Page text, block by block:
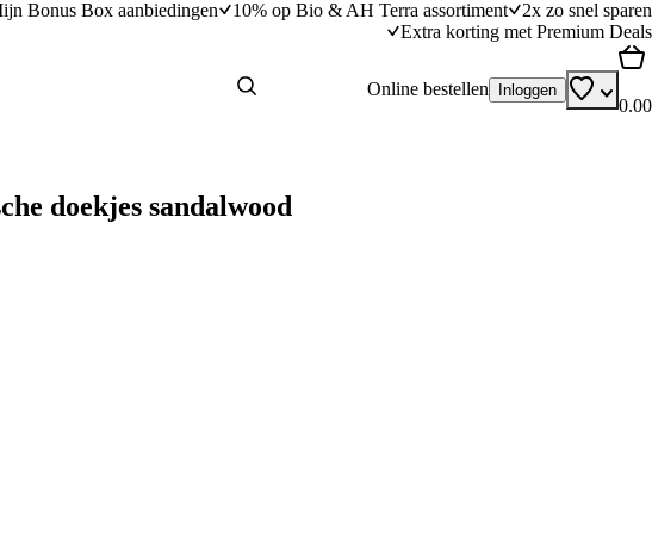
Bonus Box aanbiedingen 10% op Bio & AH Terra assortiment
2x zo snel sparen
Extra korting met Premium Deals
Online bestellen Inloggen
0.00
doekjes sandalwood